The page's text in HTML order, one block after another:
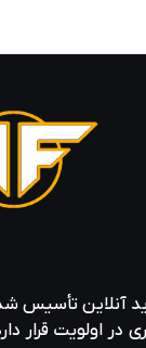
آنلاین تأسیس
قرار